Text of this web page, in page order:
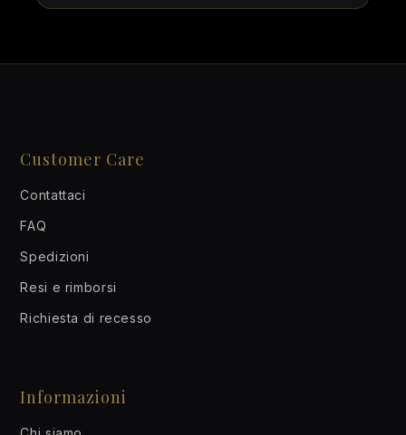
Customer Care
Contattaci
FAQ
Spedizioni
Resi e rimborsi
Richiesta di recesso
Informazioni